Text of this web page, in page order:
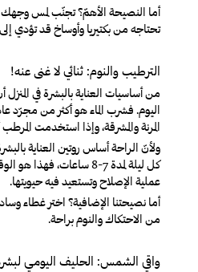
أما النصيحة الأهمّ؟ تجنّب لمس وجهك
تحتاجه من بكتيريا وأوساخ قد تؤدي
الترطيب والنوم: ثنائي لا غنى عنه!
من أساسيات العناية بالبشرة في
اليوم. فشرب الماء هو أكثر من مجرّد
المرنة والمشرقة، وإذا استخدمت
ولأنّ الراحة أساس روتين العناية
كل ليلة لمدة 7-8 ساعات،
عملية الإصلاح وتستعيد فيه حيويتها.
أما نصيحتنا الإضافية؟ اختر غطاء
من الاحتكاك والنوم براحة.
واقي الشمس: الحليف اليومي